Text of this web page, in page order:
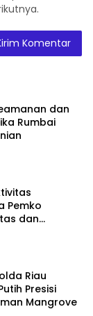
dan
Rumbai
Pemko
dan
Tanjung
Riau
Presisi
Mangrove